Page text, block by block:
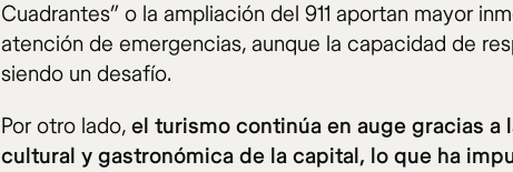
Cuadrantes” o la ampliación del 911 aportan mayor
atención de emergencias, aunque la capacidad de
siendo un desafío.
Por otro lado, el turismo continúa en auge gracias a
cultural y gastronómica de la capital, lo que ha